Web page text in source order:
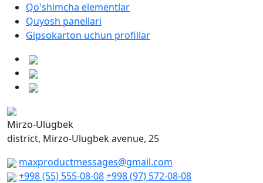
Qo'shimcha elementlar
Quyosh panellari
Gipsokarton uchun profillar
Mirzo-Ulugbek
district, Mirzo-Ulugbek avenue, 25
maxproductmessages@gmail.com
+998 (55) 555-08-08+998 (97) 572-08-08